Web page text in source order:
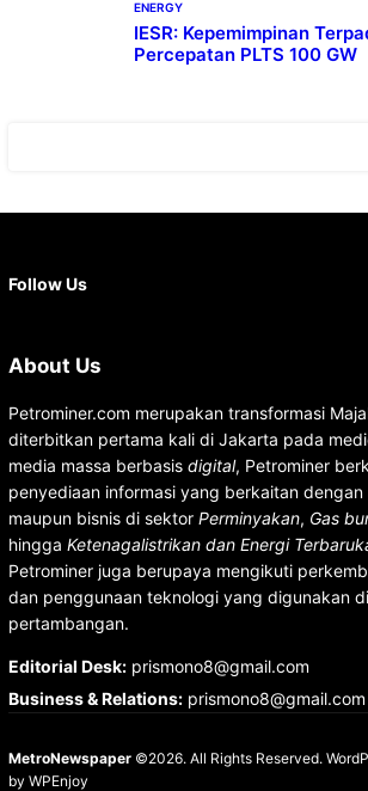
ENERGY
IESR: Kepemimpinan
Percepatan PLTS 100 GW
Follow Us
About Us
Petrominer.com merupakan transformasi
diterbitkan pertama kali di Jakarta pada
media massa berbasis digital, Petrominer
penyediaan informasi yang berkaitan
maupun bisnis di sektor Perminyakan, Gas
hingga Ketenagalistrikan dan Energi
Petrominer juga berupaya mengikuti
dan penggunaan teknologi yang digunakan
pertambangan.
Editorial Desk:prismono8@gmail.com
Business & Relations:prismono8@gmail.com
MetroNewspaper©2026. All Rights Reserved.
by WPEnjoy